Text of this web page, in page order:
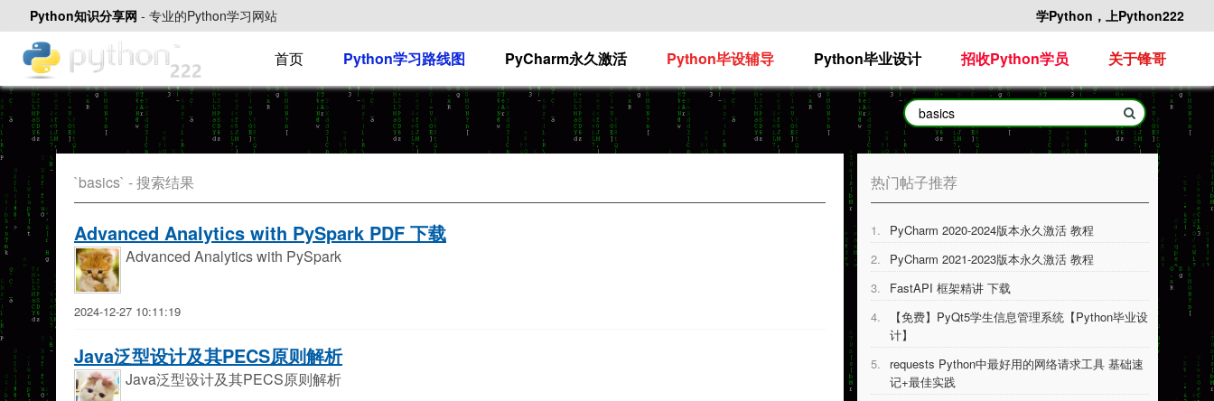
Python知识分享网 - 专业的Python学习网站 学Python，上Python222
首页 Python学习路线图 PyCharm永久激活 Python毕设辅导 Python毕业设计 招收Python学员 关于锋哥
`basics` - 搜索结果
Advanced Analytics with PySpark PDF 下载
Advanced Analytics with PySpark
2024-12-27 10:11:19
Java泛型设计及其PECS原则解析
Java泛型设计及其PECS原则解析
热门帖子推荐
1.
PyCharm 2020-2024版本永久激活 教程
2.
PyCharm 2021-2023版本永久激活 教程
3.
FastAPI 框架精讲 下载
4.
【免费】PyQt5学生信息管理系统【Python毕业设
计】
5.
requests Python中最好用的网络请求工具 基础速
记+最佳实践